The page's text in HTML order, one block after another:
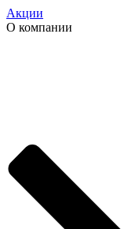
Акции
О компании